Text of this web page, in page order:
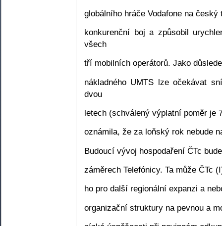
globálního hráče Vodafone na
konkurenční boj a způsobil
všech
tří mobilních operátorů. Jako
nákladného UMTS lze očekávat
dvou
letech (schválený výplatní poměr je
oznámila, že za loňský rok nebude
Budoucí vývoj hospodaření ČTc
záměrech Telefónicy. Ta může ČTc
ho pro další regionální expanzi a
organizační struktury na pevnou a